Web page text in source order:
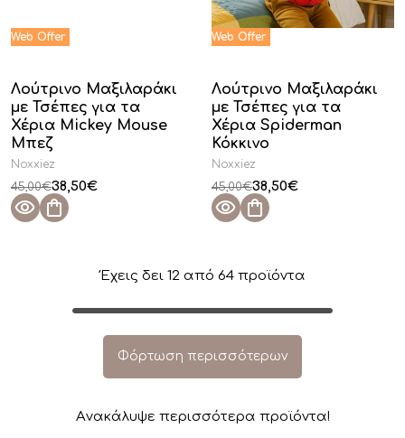
Λούτρινο Μαξιλαράκι
με Τσέπες για τα
Χέρια Mickey Mouse
Μπεζ
Noxxiez
45,00€38,50€
Λούτρινο Μαξιλαράκι
με Τσέπες για τα
Χέρια Spiderman
Κόκκινο
Noxxiez
45,00€38,50€
Έχεις δει 12από 64προϊόντα
Φόρτωση περισσότερων
Aνακάλυψε περισσότερα προϊόντα!